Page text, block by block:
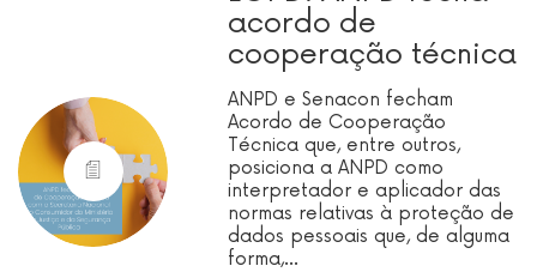
acordo de
cooperação técnica
ANPD e Senacon fecham
Acordo de Cooperação
Técnica que, entre outros,
posiciona a ANPD como
interpretador e aplicador das
normas relativas à proteção de
dados pessoais que, de alguma
forma,…